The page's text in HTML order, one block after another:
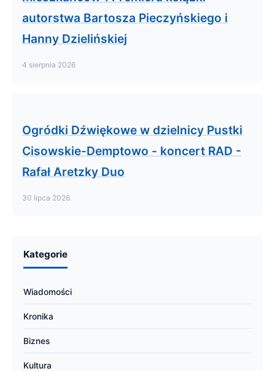
autorstwa Bartosza Pieczyńskiego i
Hanny Dzielińskiej
4 sierpnia 2026
Ogródki Dźwiękowe w dzielnicy Pustki
Cisowskie-Demptowo - koncert RAD -
Rafał Aretzky Duo
30 lipca 2026
Kategorie
Wiadomości
Kronika
Biznes
Kultura